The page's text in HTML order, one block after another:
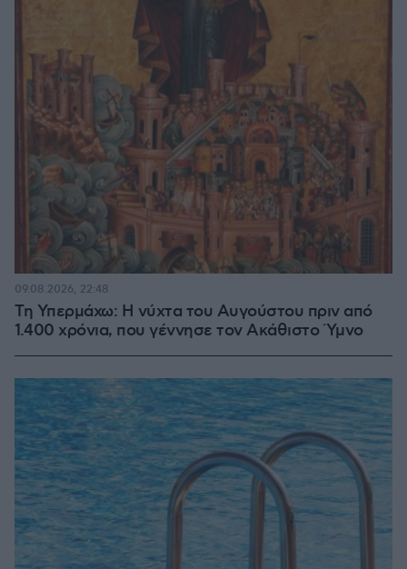
Τη Υπερμάχω: Η νύχτα του Αυγούστου πριν από
1.400 χρόνια, που γέννησε τον Ακάθιστο Ύμνο
09.08.2026, 22:48